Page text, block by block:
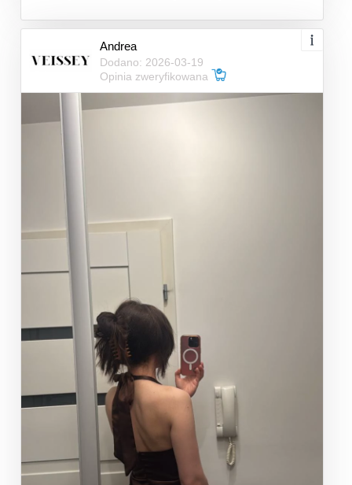
Andrea
Dodano: 2026-03-19
Opinia zweryfikowana